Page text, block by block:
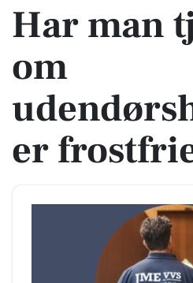
Har man
om
er